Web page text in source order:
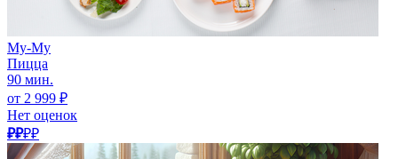
Му-Му
Пицца
90 мин.
от 2 999 ₽
Нет оценок
₽₽₽₽